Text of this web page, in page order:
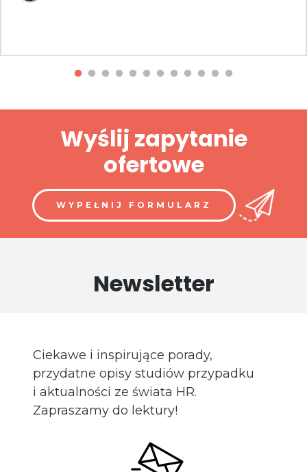
Wyślij zapytanie
ofertowe
WYPEŁNIJ FORMULARZ
Newsletter
Ciekawe i inspirujące porady,
przydatne opisy studiów przypadku
i aktualności ze świata HR.
Zapraszamy do lektury!